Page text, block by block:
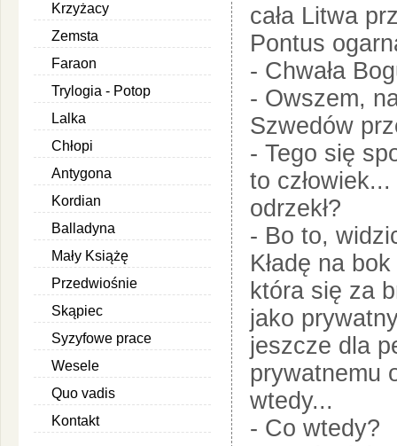
Krzyżacy
Zemsta
Faraon
Trylogia - Potop
Lalka
Chłopi
Antygona
Kordian
Balladyna
Mały Książę
Przedwiośnie
Skąpiec
Syzyfowe prace
Wesele
Quo vadis
Kontakt
cała Litwa
Pontus
- Chwała
- Owszem,
Szwedów
- Tego się
to
odrzekł?
- Bo to,
Kładę na
która się za
jako
jeszcze dla
prywatnemu
wtedy...
- Co wtedy?